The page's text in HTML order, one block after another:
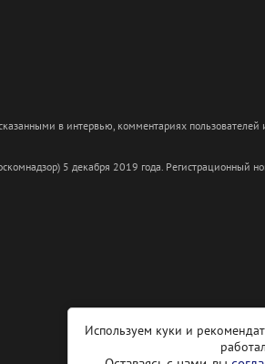
в интервью, комментариях
5 декабря 2019 года.
Используем куки и